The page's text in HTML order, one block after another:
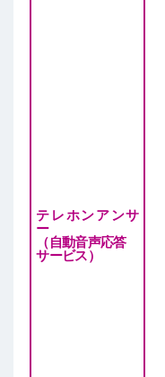
テレホンアンサ
ー
（自動音声応答
サービス）